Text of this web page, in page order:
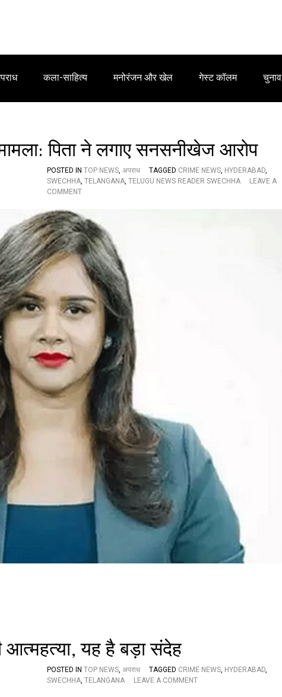
कला-साहित्य मनोरंजन और खेल गेस्ट कॉलम चुनाव
पिता ने लगाए सनसनीखेज आरोप
POSTED IN TOP NEWS, अपराध TAGGED CRIME NEWS, HYDERABAD,
SWECHHA, TELANGANA, TELUGU NEWS READER SWECHHA
LEAVE A
COMMENTO
न्यू
ज
एं
क
र
स्वे
च्छा
आ
त्म
ह
त्या
म
पि
ता
ए
स
आ
यह है बड़ा संदेह
POSTED IN TOP NEWS, अपराध TAGGED CRIME NEWS, HYDERABAD,
SWECHHA, TELANGANA LEAVE A COMMENTO